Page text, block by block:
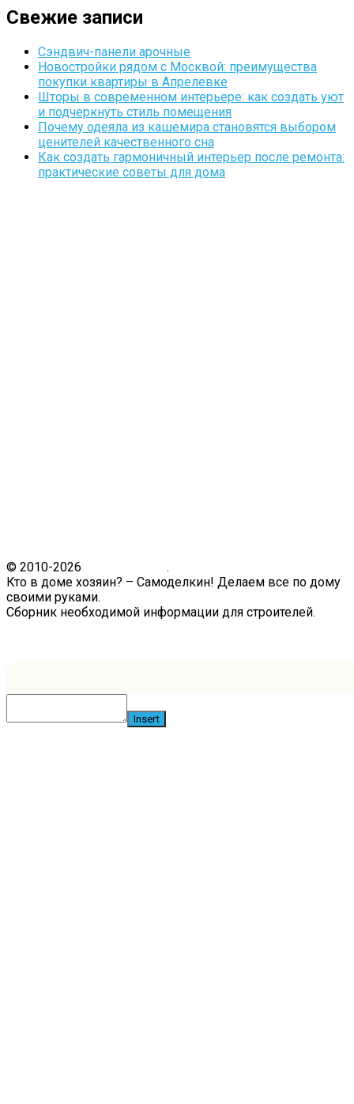
Свежие записи
Сэндвич-панели арочные
Новостройки рядом с Москвой: преимущества
покупки квартиры в Апрелевке
Шторы в современном интерьере: как создать уют
и подчеркнуть стиль помещения
Почему одеяла из кашемира становятся выбором
ценителей качественного сна
Как создать гармоничный интерьер после ремонта:
практические советы для дома
© 2010-2026
.
Кто в доме хозяин? – Самоделкин! Делаем все по дому
своими руками.
Сборник необходимой информации для строителей.
Insert